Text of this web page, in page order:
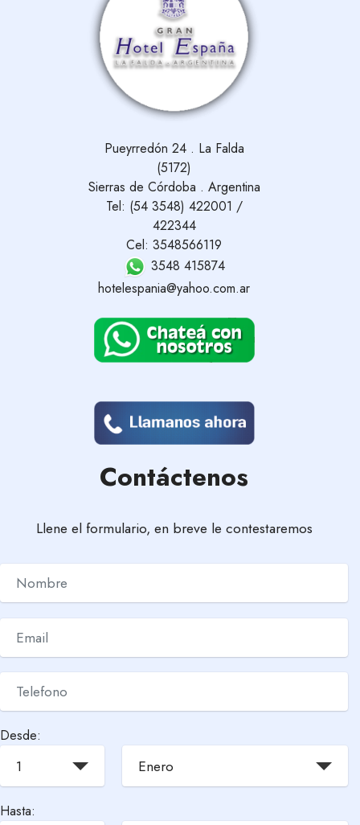
Pueyrredón 24 . La Falda
(5172)
Sierras de Córdoba . Argentina
Tel: (54 3548) 422001 /
422344
Cel: 3548566119
3548 415874
hotelespania@yahoo.com.ar
Contáctenos
Llene el formulario, en breve le contestaremos
Desde:
1 Enero
Hasta: